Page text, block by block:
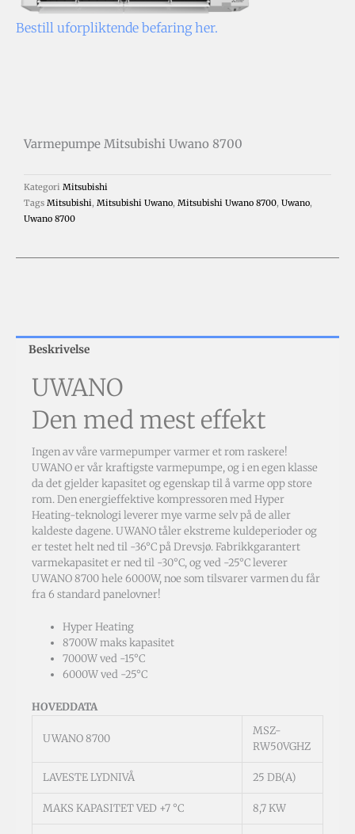
Bestill uforpliktende befaring her.
Varmepumpe Mitsubishi Uwano 8700
Kategori Mitsubishi
Tags Mitsubishi, Mitsubishi Uwano, Mitsubishi Uwano 8700, Uwano,
Uwano 8700
Beskrivelse
UWANO
Den med mest effekt
Ingen av våre varmepumper varmer et rom raskere!
UWANO er vår kraftigste varmepumpe, og i en egen klasse
da det gjelder kapasitet og egenskap til å varme opp store
rom. Den energief­fektive kompressoren med Hyper
Heating-teknologi leverer mye varme selv på de aller
kaldeste dagene. UWANO tåler ekstreme kuldeperioder og
er testet helt ned til -36°C på Drevsjø. Fabrikkgar­antert
varmekapasitet er ned til -30°C, og ved -25°C leverer
UWANO 8700 hele 6000W, noe som tilsvarer varmen du får
fra 6 standard panelovner!
Hyper Heating
8700W maks kapasitet
7000W ved -15°C
6000W ved -25°C
HOVEDDATA
UWANO 8700
MSZ-
RW50VGHZ
LAVESTE LYDNIVÅ 25 DB(A)
MAKS KAPASITET VED +7 °C 8,7 KW